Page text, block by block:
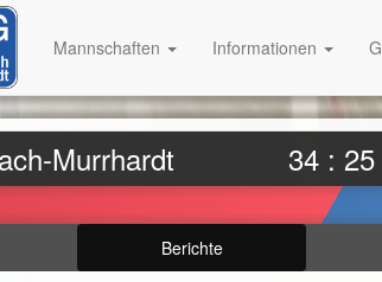
Murrhardt 34 : 25
Berichte
Mannschaften Informationen